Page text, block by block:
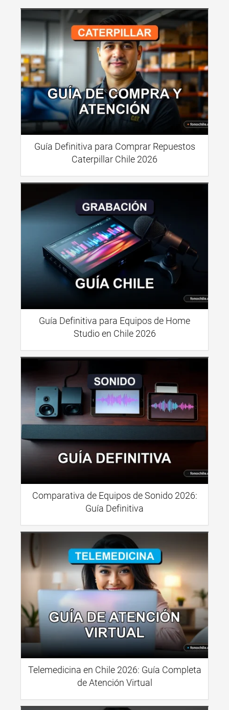
Guía Definitiva para Comprar Repuestos
Caterpillar Chile 2026
Guía Definitiva para Equipos de Home
Studio en Chile 2026
Comparativa de Equipos de Sonido 2026:
Guía Definitiva
Telemedicina en Chile 2026: Guía Completa
de Atención Virtual